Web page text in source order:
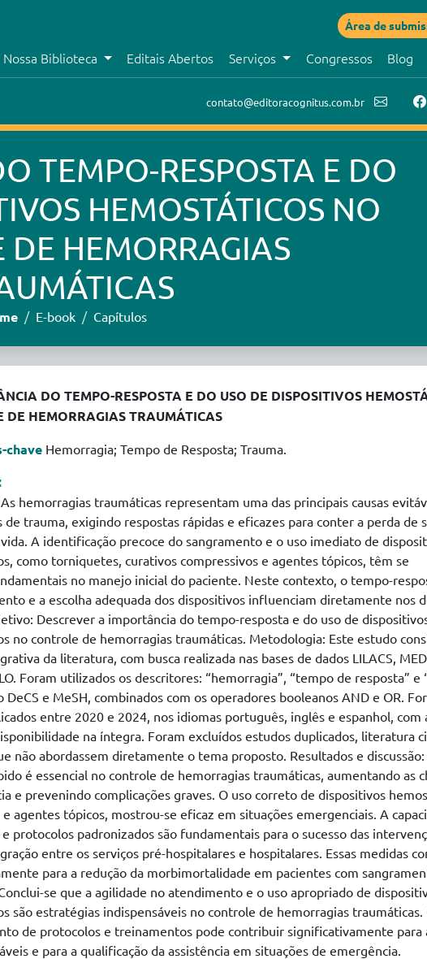
Área de
Nossa Biblioteca Editais Abertos Serviços Congressos Blog
contato@editoracognitus.com.br
TEMPO-RESPOSTA E DO
HEMOSTÁTICOS NO
DE HEMORRAGIAS
E-book Capítulos
DO TEMPO-RESPOSTA E DO USO DE DISPOSITIVOS
DE HEMORRAGIAS TRAUMÁTICAS
chave Hemorragia; Tempo de Resposta; Trauma.
hemorragias traumáticas representam uma das principais causas
de trauma, exigindo respostas rápidas e eficazes para conter a perda de
A identificação precoce do sangramento e o uso imediato de
como torniquetes, curativos compressivos e agentes tópicos, têm se
no manejo inicial do paciente. Neste contexto, o tempo-
e a escolha adequada dos dispositivos influenciam diretamente nos
Descrever a importância do tempo-resposta e do uso de
no controle de hemorragias traumáticas. Metodologia: Este estudo
da literatura, com busca realizada nas bases de dados LILACS,
Foram utilizados os descritores: “hemorragia”, “tempo de resposta” e
DeCS e MeSH, combinados com os operadores booleanos AND e OR.
entre 2020 e 2024, nos idiomas português, inglês e espanhol, com
na íntegra. Foram excluídos estudos duplicados, literatura
não abordassem diretamente o tema proposto. Resultados e
é essencial no controle de hemorragias traumáticas, aumentando as
e prevenindo complicações graves. O uso correto de dispositivos
agentes tópicos, mostrou-se eficaz em situações emergenciais. A
protocolos padronizados são fundamentais para o sucesso das
entre os serviços pré-hospitalares e hospitalares. Essas medidas
para a redução da morbimortalidade em pacientes com
se que a agilidade no atendimento e o uso apropriado de
são estratégias indispensáveis no controle de hemorragias traumáticas.
de protocolos e treinamentos pode contribuir significativamente para
e para a qualificação da assistência em situações de emergência.